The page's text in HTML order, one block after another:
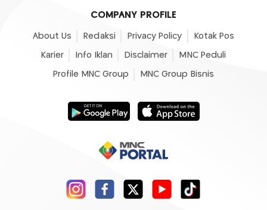
COMPANY PROFILE
About Us Redaksi Privacy Policy Kotak Pos
Karier Info Iklan Disclaimer MNC Peduli
Profile MNC Group MNC Group Bisnis